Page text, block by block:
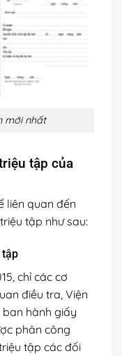
mới nhất
tập của
liên quan đến
tập như sau:
tập
chỉ các cơ
điều tra, Viện
hành giấy
phân công
tập các đối